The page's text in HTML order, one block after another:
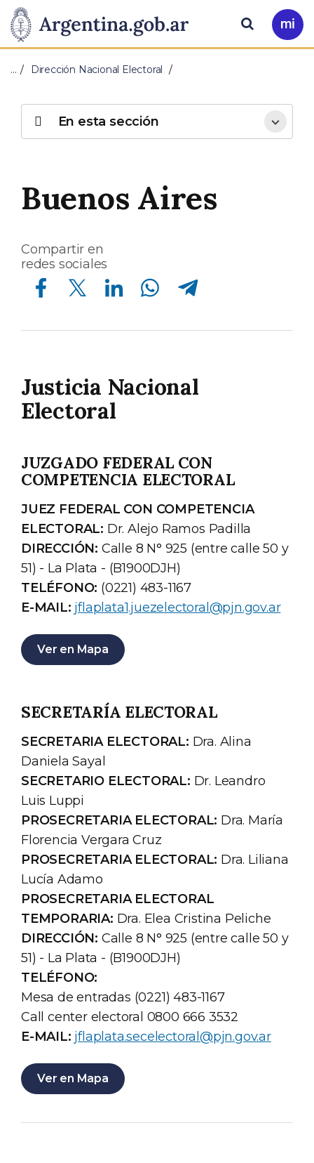
Presidencia
de
Nación
Pasar al contenido principal
Ir
a
Buscar
… Dirección Nacional Electoral
Buenos Aires
Compartir en
redes sociales
Compartir en Facebook Compartir en Twitter Compartir en Linkedin Compartir en Whatsapp Compartir en Telegram
Justicia Nacional
Electoral
JUZGADO FEDERAL CON
COMPETENCIA ELECTORAL
JUEZ FEDERAL CON COMPETENCIA
ELECTORAL: Dr. Alejo Ramos Padilla
DIRECCIÓN: Calle 8 N° 925 (entre calle 50 y
51) - La Plata - (B1900DJH)
TELÉFONO: (0221) 483-1167
E-MAIL: jflaplata1.juezelectoral@pjn.gov.ar
Ver en Mapa
SECRETARÍA ELECTORAL
SECRETARIA ELECTORAL: Dra. Alina
Daniela Sayal
SECRETARIO ELECTORAL: Dr. Leandro
Luis Luppi
PROSECRETARIA ELECTORAL: Dra. María
Florencia Vergara Cruz
PROSECRETARIA ELECTORAL: Dra. Liliana
Lucía Adamo
PROSECRETARIA ELECTORAL
TEMPORARIA: Dra. Elea Cristina Peliche
DIRECCIÓN: Calle 8 N° 925 (entre calle 50 y
51) - La Plata - (B1900DJH)
TELÉFONO:
Mesa de entradas (0221) 483-1167
Call center electoral 0800 666 3532
E-MAIL: jflaplata.secelectoral@pjn.gov.ar
Ver en Mapa
En esta sección